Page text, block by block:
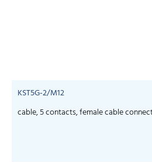
KST5G-2/M12
cable, 5 contacts, female cable